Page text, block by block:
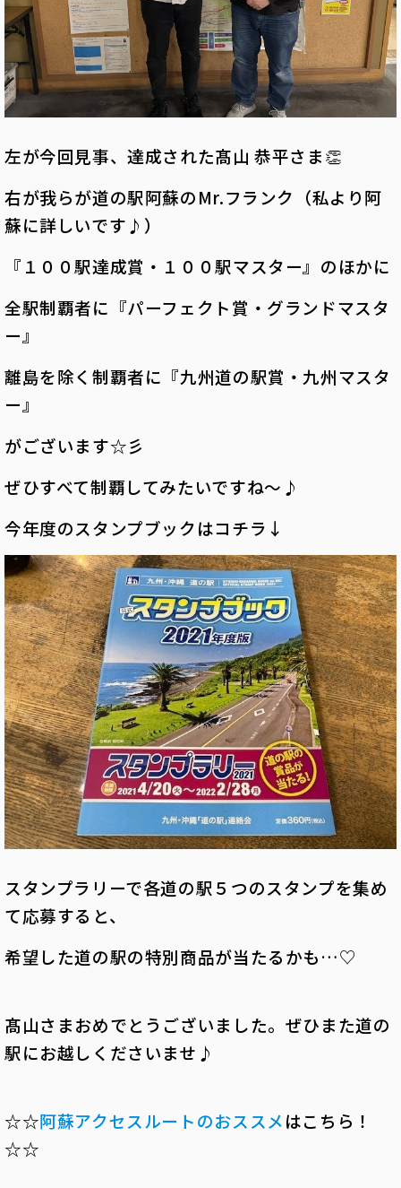
左が今回見事、達成された髙山 恭平さま👏
右が我らが道の駅阿蘇のMr.フランク（私より阿
蘇に詳しいです♪）
『１００駅達成賞・１００駅マスター』のほかに
全駅制覇者に『パーフェクト賞・グランドマスタ
ー』
離島を除く制覇者に『九州道の駅賞・九州マスタ
ー』
がございます☆彡
ぜひすべて制覇してみたいですね～♪
今年度のスタンプブックはコチラ↓
スタンプラリーで各道の駅５つのスタンプを集め
て応募すると、
希望した道の駅の特別商品が当たるかも…♡
髙山さまおめでとうございました。ぜひまた道の
駅にお越しくださいませ♪
☆☆阿蘇アクセスルートのおススメはこちら！
☆☆